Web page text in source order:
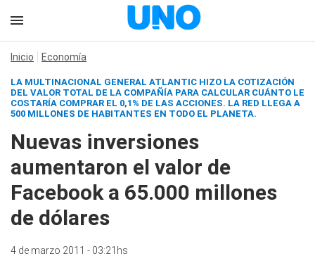
Inicio Economía
LA MULTINACIONAL GENERAL ATLANTIC HIZO LA COTIZACIÓN
DEL VALOR TOTAL DE LA COMPAÑÍA PARA CALCULAR CUÁNTO LE
COSTARÍA COMPRAR EL 0,1% DE LAS ACCIONES. LA RED LLEGA A
500 MILLONES DE HABITANTES EN TODO EL PLANETA.
Nuevas inversiones
aumentaron el valor de
Facebook a 65.000 millones
de dólares
4 de marzo 2011 - 03:21hs